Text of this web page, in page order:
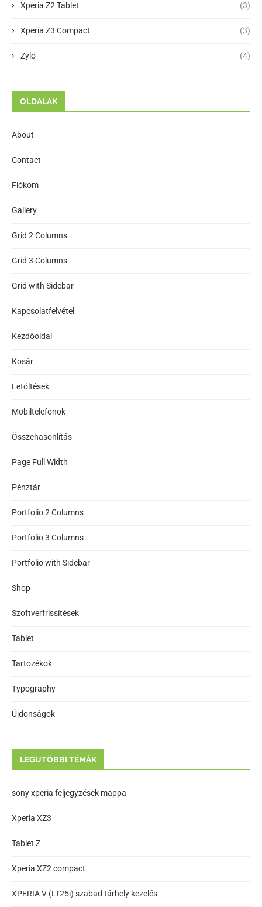
Xperia Z2 Tablet (3)
Xperia Z3 Compact (3)
Zylo (4)
OLDALAK
About
Contact
Fiókom
Gallery
Grid 2 Columns
Grid 3 Columns
Grid with Sidebar
Kapcsolatfelvétel
Kezdőoldal
Kosár
Letöltések
Mobiltelefonok
Összehasonlítás
Page Full Width
Pénztár
Portfolio 2 Columns
Portfolio 3 Columns
Portfolio with Sidebar
Shop
Szoftverfrissítések
Tablet
Tartozékok
Typography
Újdonságok
LEGUTÓBBI TÉMÁK
sony xperia feljegyzések mappa
Xperia XZ3
Tablet Z
Xperia XZ2 compact
XPERIA V (LT25i) szabad tárhely kezelés